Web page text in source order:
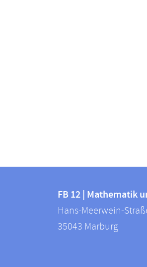
Informationen
FB
12
FB 12 | Mathematik
Hans-Meerwein-
35043 Marburg